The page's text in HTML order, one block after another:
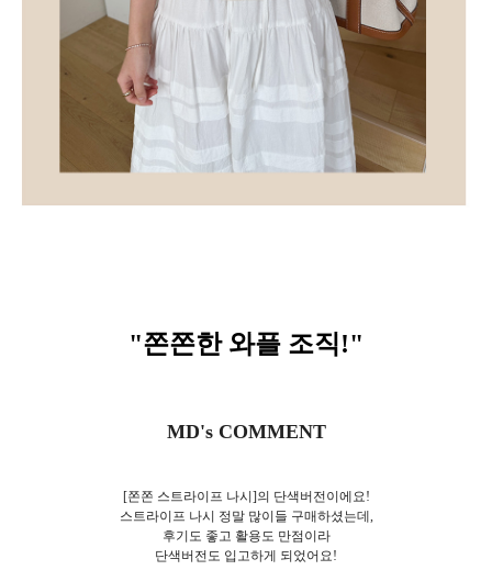
"쫀쫀한 와플 조직!"
MD's COMMENT
[쫀쫀 스트라이프 나시]의 단색버전이에요!
스트라이프 나시 정말 많이들 구매하셨는데,
후기도 좋고 활용도 만점이라
단색버전도 입고하게 되었어요!